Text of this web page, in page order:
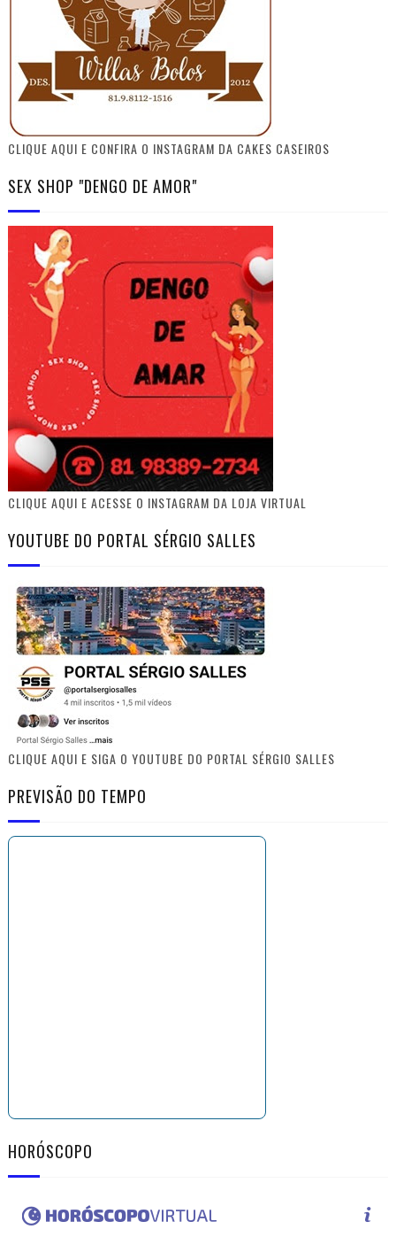
CLIQUE AQUI E CONFIRA O INSTAGRAM DA CAKES CASEIROS
SEX SHOP "DENGO DE AMOR"
CLIQUE AQUI E ACESSE O INSTAGRAM DA LOJA VIRTUAL
YOUTUBE DO PORTAL SÉRGIO SALLES
CLIQUE AQUI E SIGA O YOUTUBE DO PORTAL SÉRGIO SALLES
PREVISÃO DO TEMPO
HORÓSCOPO